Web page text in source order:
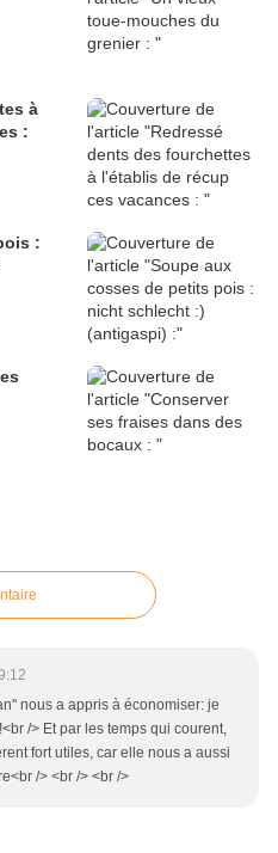
à
:
:
nous a appris à économiser: je
/> Et par les temps qui courent,
fort utiles, car elle nous a aussi
/> <br /> <br />